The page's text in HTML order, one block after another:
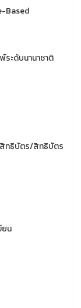
Based
ระดับนานาชาติ
สิทธิบัตร/สิทธิบัตร
ยน